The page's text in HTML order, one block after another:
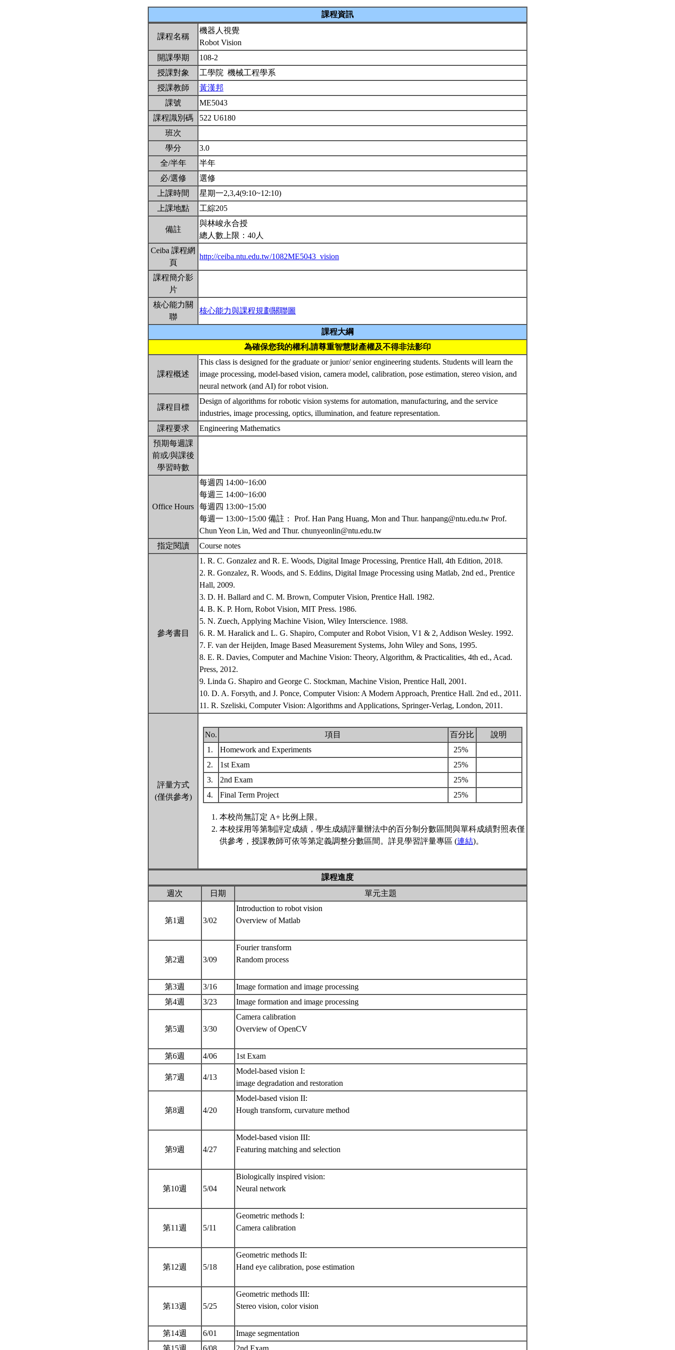
課程資訊
課程名稱
機器人視覺
Robot Vision
開課學期
108-2
授課對象
工學院 機械工程學系
授課教師
黃漢邦
課號
ME5043
課程識別碼
522 U6180
班次
學分
3.0
全/半年
半年
必/選修
選修
上課時間
星期一2,3,4(9:10~12:10)
上課地點
工綜205
備註
與林峻永合授
總人數上限：40人
Ceiba 課程網
頁
http://ceiba.ntu.edu.tw/1082ME5043_vision
課程簡介影
片
核心能力關
聯
核心能力與課程規劃關聯圖
課程大綱
為確保您我的權利,請尊重智慧財產權及不得非法影印
課程概述
This class is designed for the graduate or junior/ senior engineering students. Students will learn the
image processing, model-based vision, camera model, calibration, pose estimation, stereo vision, and
neural network (and AI) for robot vision.
課程目標
Design of algorithms for robotic vision systems for automation, manufacturing, and the service
industries, image processing, optics, illumination, and feature representation.
課程要求
Engineering Mathematics
預期每週課
前或/與課後
學習時數
Office Hours
每週四 14:00~16:00
每週三 14:00~16:00
每週四 13:00~15:00
每週一 13:00~15:00 備註： Prof. Han Pang Huang, Mon and Thur. hanpang@ntu.edu.tw Prof.
Chun Yeon Lin, Wed and Thur. chunyeonlin@ntu.edu.tw
指定閱讀
Course notes
參考書目
1. R. C. Gonzalez and R. E. Woods, Digital Image Processing, Prentice Hall, 4th Edition, 2018.
2. R. Gonzalez, R. Woods, and S. Eddins, Digital Image Processing using Matlab, 2nd ed., Prentice
Hall, 2009.
3. D. H. Ballard and C. M. Brown, Computer Vision, Prentice Hall. 1982.
4. B. K. P. Horn, Robot Vision, MIT Press. 1986.
5. N. Zuech, Applying Machine Vision, Wiley Interscience. 1988.
6. R. M. Haralick and L. G. Shapiro, Computer and Robot Vision, V1 & 2, Addison Wesley. 1992.
7. F. van der Heijden, Image Based Measurement Systems, John Wiley and Sons, 1995.
8. E. R. Davies, Computer and Machine Vision: Theory, Algorithm, & Practicalities, 4th ed., Acad.
Press, 2012.
9. Linda G. Shapiro and George C. Stockman, Machine Vision, Prentice Hall, 2001.
10. D. A. Forsyth, and J. Ponce, Computer Vision: A Modern Approach, Prentice Hall. 2nd ed., 2011.
11. R. Szeliski, Computer Vision: Algorithms and Applications, Springer-Verlag, London, 2011.
評量方式
(僅供參考)
No. 項目 百分比
說明
1.
Homework and Experiments
25%
2.
1st Exam
25%
3.
2nd Exam
25%
4.
Final Term Project 25%
本校尚無訂定 A+ 比例上限。
本校採用等第制評定成績，學生成績評量辦法中的百分制分數區間與單科成績對照表僅
供參考，授課教師可依等第定義調整分數區間。詳見學習評量專區 (連結)。
課程進度
週次
日期 單元主題
第1週 3/02
Introduction to robot vision
Overview of Matlab
第2週 3/09
Fourier transform
Random process
第3週 3/16
Image formation and image processing
第4週
3/23 Image formation and image processing
第5週 3/30
Camera calibration
Overview of OpenCV
第6週 4/06 1st Exam
第7週 4/13
Model-based vision I:
image degradation and restoration
第8週 4/20
Model-based vision II:
Hough transform, curvature method
第9週 4/27
Model-based vision III:
Featuring matching and selection
第10週 5/04
Biologically inspired vision:
Neural network
第11週 5/11
Geometric methods I:
Camera calibration
第12週 5/18
Geometric methods II:
Hand eye calibration, pose estimation
第13週 5/25
Geometric methods III:
Stereo vision, color vision
第14週 6/01
Image segmentation
第15週
6/08 2nd Exam